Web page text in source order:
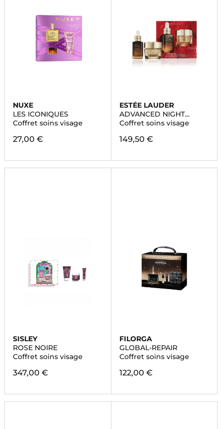
NUXE
LES ICONIQUES
Coffret soins visage
27,00 €
ESTÉE LAUDER
ADVANCED NIGHT
REPAIR
Coffret soins visage
149,50 €
SISLEY
ROSE NOIRE
Coffret soins visage
347,00 €
FILORGA
GLOBAL-REPAIR
Coffret soins visage
122,00 €